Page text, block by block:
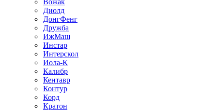
Вожак
Диолд
ДонгФенг
Дружба
ИжМаш
Инстар
Интерскол
Иола-К
Калибр
Кентавр
Контур
Корд
Кратон